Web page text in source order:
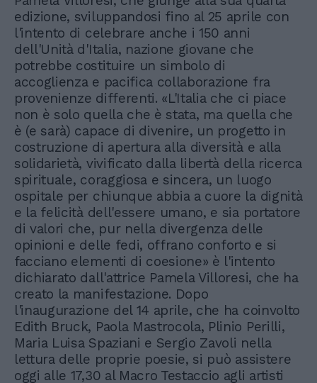
edizione, sviluppandosi fino al 25 aprile con
l'intento di celebrare anche i 150 anni
dell'Unità d'Italia, nazione giovane che
potrebbe costituire un simbolo di
accoglienza e pacifica collaborazione fra
provenienze differenti. «L'Italia che ci piace
non è solo quella che è stata, ma quella che
è (e sarà) capace di divenire, un progetto in
costruzione di apertura alla diversità e alla
solidarietà, vivificato dalla libertà della ricerca
spirituale, coraggiosa e sincera, un luogo
ospitale per chiunque abbia a cuore la dignità
e la felicità dell'essere umano, e sia portatore
di valori che, pur nella divergenza delle
opinioni e delle fedi, offrano conforto e si
facciano elementi di coesione» è l'intento
dichiarato dall'attrice Pamela Villoresi, che ha
creato la manifestazione. Dopo
l'inaugurazione del 14 aprile, che ha coinvolto
Edith Bruck, Paola Mastrocola, Plinio Perilli,
Maria Luisa Spaziani e Sergio Zavoli nella
lettura delle proprie poesie, si può assistere
oggi alle 17,30 al Macro Testaccio agli artisti